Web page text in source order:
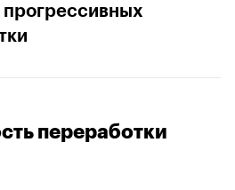
прогрессивных
переработки